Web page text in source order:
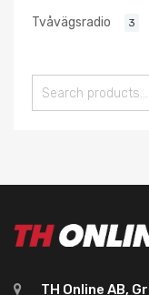
Tvåvägsradio 3
TH Online AB,